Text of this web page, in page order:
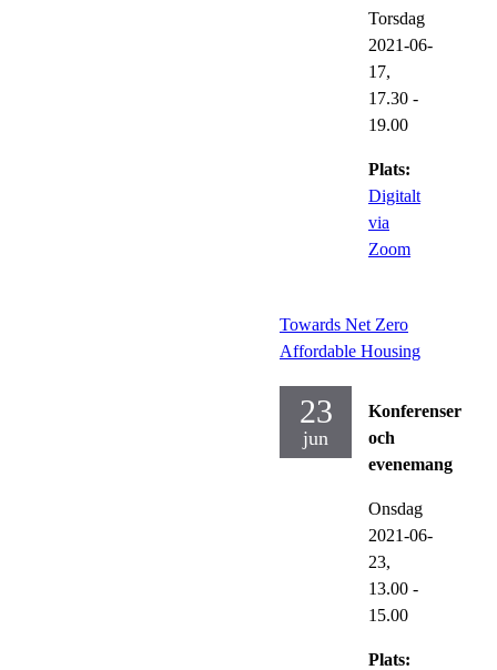
Torsdag
2021-06-
17,
17.30 -
19.00
Plats:
Digitalt
via
Zoom
Towards Net Zero
Affordable Housing
23
jun
Konferenser
och
evenemang
Onsdag
2021-06-
23,
13.00 -
15.00
Plats: